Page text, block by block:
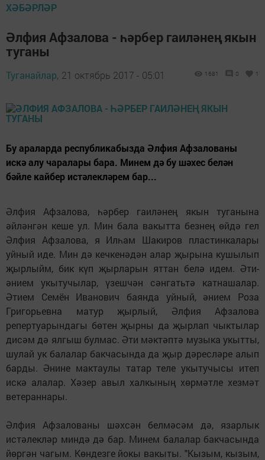
ХӘБӘРЛӘР
Әлфия Афзалова - һәрбер гаиләнең якын
туганы
Туганайлар, 21 октябрь 2017 - 05:01 1681 0 1
Бу араларда республикабызда Әлфия Афзалованы
искә алу чаралары бара. Минем дә бу шәхес белән
бәйле кайбер истәлекләрем бар...
Әлфия Афзалова, һәрбер гаиләнең якын туганына
әйләнгән кеше ул. Мин бала вакытта безнең өйдә гел
Әлфия Афзалова, я Илһам Шакиров пластинкалары
уйный иде. Мин дә кечкенәдән алар җырына кушылып
җырлыйм, бик күп җырларын яттан белә идем. Әти-
әнием укытучылар, үзешчән сәнгатьтә катнашалар.
Әтием Семён Иванович баянда уйный, әнием Роза
Григорьевна матур җырлый, Әлфия Афзалова
репертуарындагы бөтен җырны да җырлап чыктылар
дисәм дә ялгыш булмас. Әти мәктәптә музыка укытты,
шулай ук балалар бакчасында да җыр дәресләре алып
барды. Әнине мактаулы татар теле укытучысы итеп
искә алалар. Хәзер авыл халкының хөрмәтле хезмәт
ветераннары.
Әлфия Афзалованы шәхсән белмәсәм дә, язарлык
истәлекләр миндә дә бар. Минем балалар бакчасында
йөргән чагым. Көндезге йокы вакыты. "Кызым, кызым,